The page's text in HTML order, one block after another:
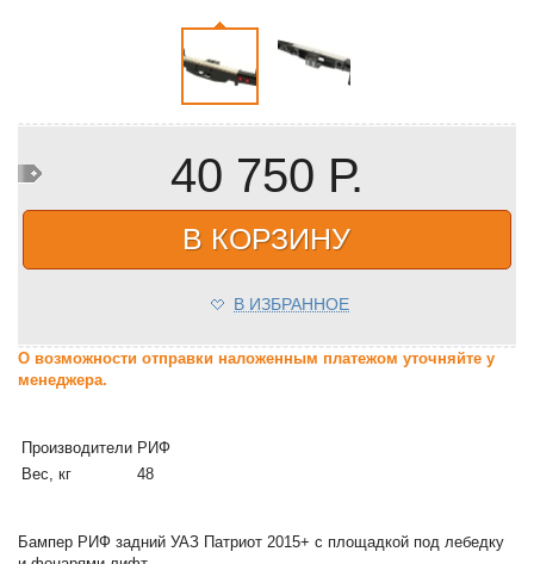
40 750 Р.
В КОРЗИНУ
В ИЗБРАННОЕ
О возможности отправки наложенным платежом уточняйте у
менеджера.
Производители РИФ
Вес, кг
48
Бампер РИФ задний УАЗ Патриот 2015+ с площадкой под лебедку